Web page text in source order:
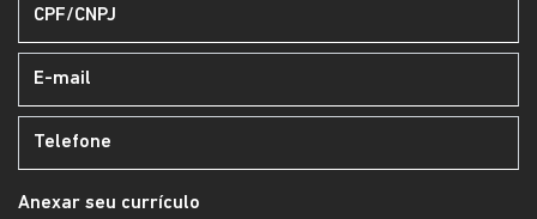
Anexar seu currículo